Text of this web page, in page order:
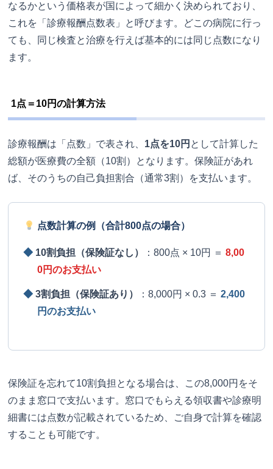
なるかという価格表が国によって細かく決められており、
これを「診療報酬点数表」と呼びます。どこの病院に行っ
ても、同じ検査と治療を行えば基本的には同じ点数になり
ます。
1点＝10円の計算方法
診療報酬は「点数」で表され、 1点を10円 として計算した
総額が医療費の全額（10割）となります。保険証があれ
ば、そのうちの自己負担割合（通常3割）を支払います。
点数計算の例（合計800点の場合）
◆ 10割負担（保険証なし） ：800点 × 10円 ＝8,00
0円のお支払い
◆ 3割負担（保険証あり） ：8,000円 × 0.3 ＝2,400
円のお支払い
保険証を忘れて10割負担となる場合は、この8,000円をそ
のまま窓口で支払います。窓口でもらえる領収書や診療明
細書には点数が記載されているため、ご自身で計算を確認
することも可能です。